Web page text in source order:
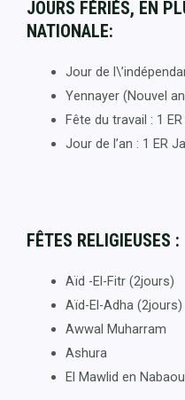
JOURS FÉRIÉS, EN
NATIONALE:
Jour de
Yennayer (Nouvel
Fête du travail : 1
Jour de l’an : 1 ER
FÊTES RELIGIEUSES :
Aïd -El-Fitr (2jours)
Aïd-El-Adha (2jours)
Awwal Muharram
Ashura
El Mawlid en